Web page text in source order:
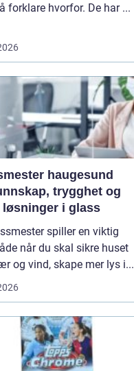
forklare hvorfor. De har ...
haugesund
trygghet og
løsninger i glass
spiller en viktig
når du skal sikre huset
og vind, skape mer lys i...